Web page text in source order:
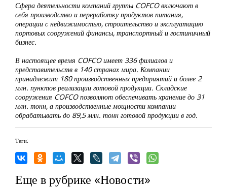
Сфера деятельности компаний группы COFCO включают в
себя производство и переработку продуктов питания,
операции с недвижимостью, строительство и эксплуатацию
портовых сооружений финансы, транспортный и гостиничный
бизнес.
В настоящее время COFCO имеет 336 филиалов и
представительств в 140 странах мира. Компании
принадлежит 180 производственных предприятий и более 2
млн. пунктов реализации готовой продукции. Складские
сооружения COFCO позволяют обеспечивать хранение до 31
млн. тонн, а производственные мощности компании
обрабатывать до 89,5 млн. тонн готовой продукции в год.
Теги:
Еще в рубрике «Новости»